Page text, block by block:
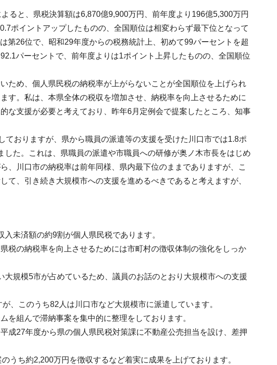
ると、県税決算額は6,870億9,900万円、前年度より196億5,300万円
ポイントアップしたものの、全国順位は相変わらず最下位となって
第26位で、昭和29年度からの税務統計上、初めて99パーセントを超
パーセントで、前年度よりは1ポイント上昇したものの、全国順位
ため、個人県民税の納税率が上がらないことが全国順位を上げられ
す。私は、本県全体の税収を増加させ、納税率を向上させるために
な支援が必要と考えており、昨年6月定例会で提案したところ、知事
おりますが、県から職員の派遣等の支援を受けた川口市では1.8ポ
た。これは、県職員の派遣や市職員への研修が奥ノ木市長をはじめ
、川口市の納税率は前年同様、県内最下位のままでありますが、こ
、引き続き大規模市への支援を進めるべきであると考えますが、
未済額の約9割が個人県民税であります。
税の納税率を向上させるためには市町村の徴収体制の強化をしっか
規模5市が占めているため、議員のお話のとおり大規模市への支援
、このうち82人は川口市など大規模市に派遣しています。
を組んで滞納事案を集中的に整理をしております。
成27年度から県の個人県民税対策課に不動産公売担当を設け、差押
うち約2,200万円を徴収するなど着実に成果を上げております。